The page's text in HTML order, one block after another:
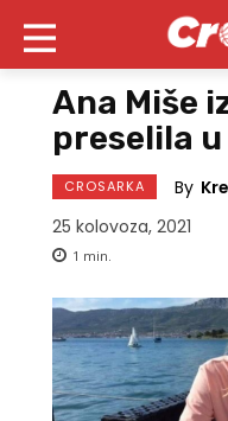
Ana Miše
preselila u
CROSARKA By
25 kolovoza, 2021
1 min.